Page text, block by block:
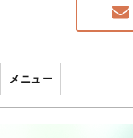
メニュー